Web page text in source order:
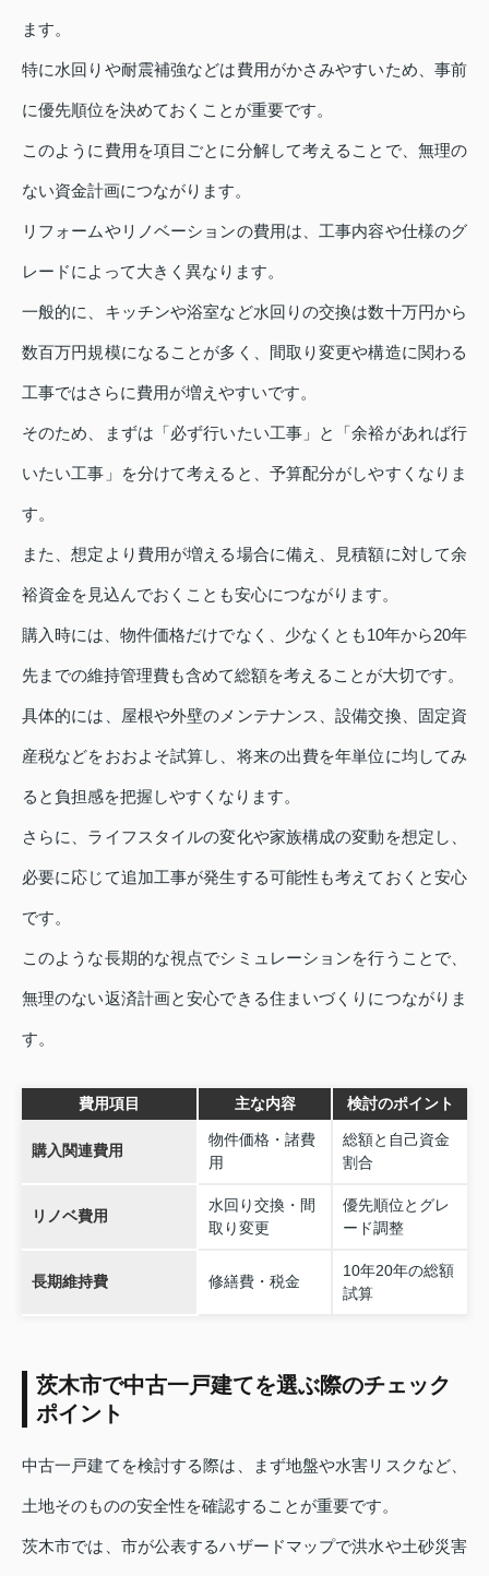
ます。
特に水回りや耐震補強などは費用がかさみやすいため、事前
に優先順位を決めておくことが重要です。
このように費用を項目ごとに分解して考えることで、無理の
ない資金計画につながります。
リフォームやリノベーションの費用は、工事内容や仕様のグ
レードによって大きく異なります。
一般的に、キッチンや浴室など水回りの交換は数十万円から
数百万円規模になることが多く、間取り変更や構造に関わる
工事ではさらに費用が増えやすいです。
そのため、まずは「必ず行いたい工事」と「余裕があれば行
いたい工事」を分けて考えると、予算配分がしやすくなりま
す。
また、想定より費用が増える場合に備え、見積額に対して余
裕資金を見込んでおくことも安心につながります。
購入時には、物件価格だけでなく、少なくとも10年から20年
先までの維持管理費も含めて総額を考えることが大切です。
具体的には、屋根や外壁のメンテナンス、設備交換、固定資
産税などをおおよそ試算し、将来の出費を年単位に均してみ
ると負担感を把握しやすくなります。
さらに、ライフスタイルの変化や家族構成の変動を想定し、
必要に応じて追加工事が発生する可能性も考えておくと安心
です。
このような長期的な視点でシミュレーションを行うことで、
無理のない返済計画と安心できる住まいづくりにつながりま
す。
費用項目 主な内容 検討のポイント
購入関連費用
物件価格・諸費
用
総額と自己資金
割合
リノベ費用
水回り交換・間
取り変更
優先順位とグレ
ード調整
長期維持費 修繕費・税金
10年20年の総額
試算
茨木市で中古一戸建てを選ぶ際のチェック
ポイント
中古一戸建てを検討する際は、まず地盤や水害リスクなど、
土地そのものの安全性を確認することが重要です。
茨木市では、市が公表するハザードマップで洪水や土砂災害